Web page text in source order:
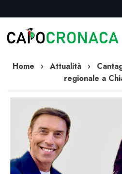
Home › Attualità ›
regionale a